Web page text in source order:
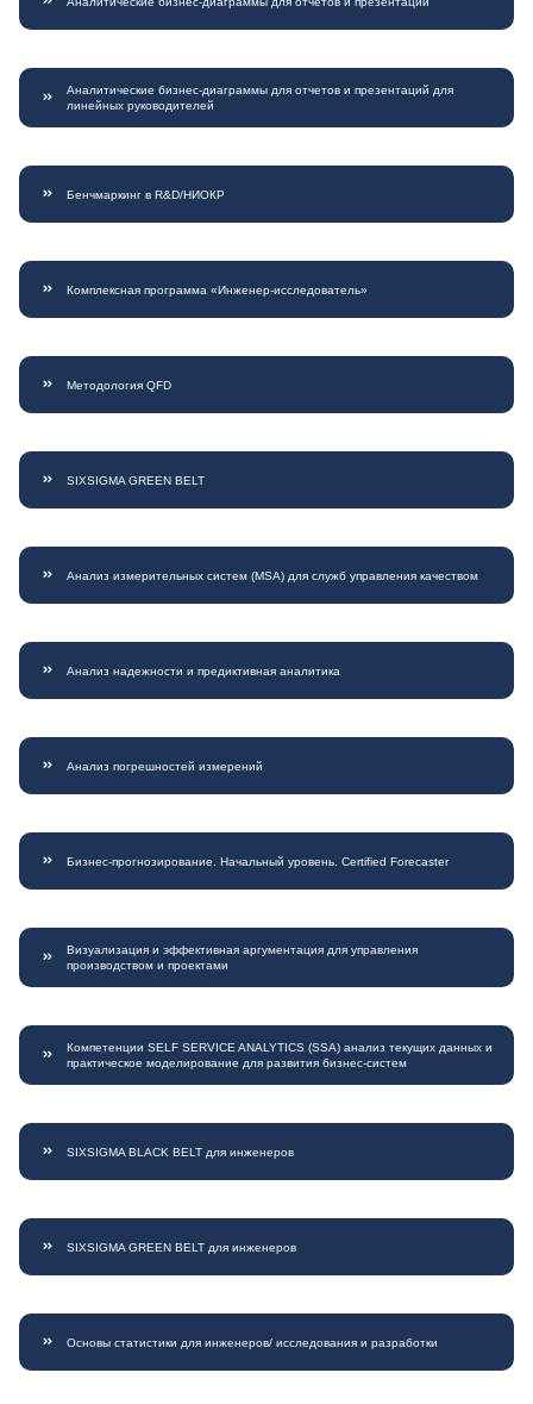
Аналитические бизнес-диаграммы для отчетов и презентаций для
линейных руководителей
Бенчмаркинг в R&D/НИОКР
Комплексная программа «Инженер-исследователь»
Методология QFD
SIXSIGMA GREEN BELT
Анализ измерительных систем (MSA) для служб управления качеством
Анализ надежности и предиктивная аналитика
Анализ погрешностей измерений
Бизнес-прогнозирование. Начальный уровень. Certified Forecaster
Визуализация и эффективная аргументация для управления
производством и проектами
Компетенции SELF SERVICE ANALYTICS (SSA) анализ текущих данных и
практическое моделирование для развития бизнес-систем
SIXSIGMA BLACK BELT для инженеров
SIXSIGMA GREEN BELT для инженеров
Основы статистики для инженеров/ исследования и разработки